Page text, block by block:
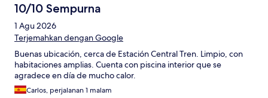
10/10 Sempurna
1 Agu 2026
Terjemahkan dengan Google
Buenas ubicación, cerca de Estación Central Tren. Limpio, con
habitaciones amplias. Cuenta con piscina interior que se
agradece en día de mucho calor.
Carlos, perjalanan 1 malam